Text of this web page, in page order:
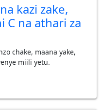
kazi zake,
C na athari za
chake, maana yake,
miili yetu.